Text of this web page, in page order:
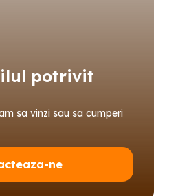
potrivit
sa vinzi sau sa cumperi
ne